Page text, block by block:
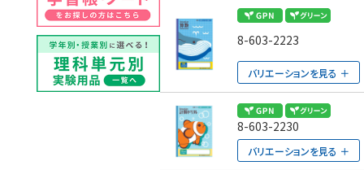
8-603-2223
バリエーションを見る
8-603-2230
バリエーションを見る